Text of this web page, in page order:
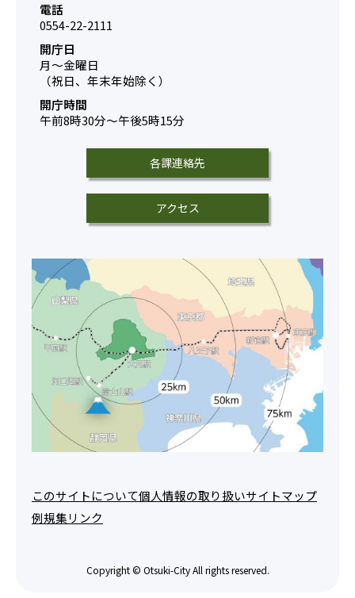
電話
0554-22-2111
開庁日
月～金曜日
（祝日、年末年始除く）
開庁時間
午前8時30分～午後5時15分
各課連絡先
アクセス
このサイトについて個人情報の取り扱いサイトマップ
例規集リンク
Copyright © Otsuki-City All rights reserved.